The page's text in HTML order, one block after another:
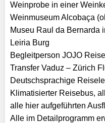
Weinprobe in einer
Weinmuseum Alcobaça
Museu Raul da Bernarda
Leiria Burg
Begleitperson JOJO
Transfer Vaduz – Zürich
Deutschsprachige
Klimatisierter Reisebus,
alle hier aufgeführten
Alle im Detailprogramm